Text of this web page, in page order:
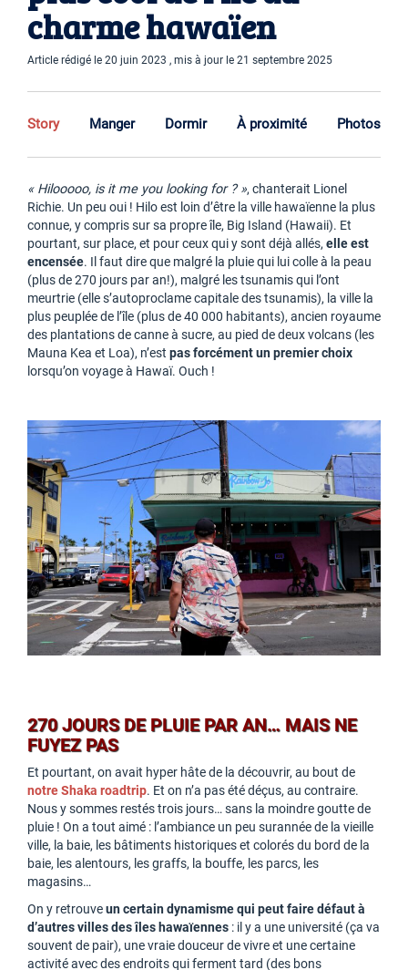
charme hawaïen
Article rédigé le 20 juin 2023 , mis à jour le 21 septembre 2025
Story Manger Dormir À proximité Photos
« Hilooooo, is it me you looking for ? », chanterait Lionel
Richie. Un peu oui ! Hilo est loin d’être la ville hawaïenne la plus
connue, y compris sur sa propre île, Big Island (Hawaii). Et
pourtant, sur place, et pour ceux qui y sont déjà allés, elle est
encensée. Il faut dire que malgré la pluie qui lui colle à la peau
(plus de 270 jours par an!), malgré les tsunamis qui l’ont
meurtrie (elle s’autoproclame capitale des tsunamis), la ville la
plus peuplée de l’île (plus de 40 000 habitants), ancien royaume
des plantations de canne à sucre, au pied de deux volcans (les
Mauna Kea et Loa), n’est pas forcément un premier choix
lorsqu’on voyage à Hawaï. Ouch !
270 JOURS DE PLUIE PAR AN… MAIS NE
FUYEZ PAS
Et pourtant, on avait hyper hâte de la découvrir, au bout de
notre Shaka roadtrip. Et on n’a pas été déçus, au contraire.
Nous y sommes restés trois jours… sans la moindre goutte de
pluie ! On a tout aimé : l’ambiance un peu surannée de la vieille
ville, la baie, les bâtiments historiques et colorés du bord de la
baie, les alentours, les graffs, la bouffe, les parcs, les
magasins…
On y retrouveun certain dynamisme qui peut faire défaut à
d’autres villes des îles hawaïennes : il y a une université (ça va
souvent de pair), une vraie douceur de vivre et une certaine
activité avec des endroits qui ferment tard (des bons